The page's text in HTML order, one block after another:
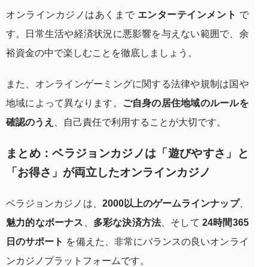
オンラインカジノはあくまで エンターテインメント で
す。日常生活や経済状況に悪影響を与えない範囲で、余
裕資金の中で楽しむことを徹底しましょう。
また、オンラインゲーミングに関する法律や規制は国や
地域によって異なります。
ご自身の居住地域のルールを
確認のうえ
、自己責任で利用することが大切です。
まとめ：ベラジョンカジノは「遊びやすさ」と
「お得さ」が両立したオンラインカジノ
ベラジョンカジノは、 2000以上のゲームラインナップ、
魅力的なボーナス
多彩な決済方法、そして24時間365
日のサポート を備えた、非常にバランスの良いオンライ
ンカジノプラットフォームです。